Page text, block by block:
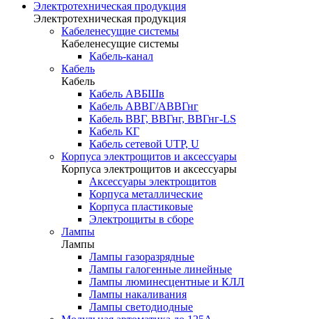
Электротехническая продукция
Электротехническая продукция
Кабеленесущие системы
Кабеленесущие системы
Кабель-канал
Кабель
Кабель
Кабель АВБШв
Кабель АВВГ/АВВГнг
Кабель ВВГ, ВВГнг, ВВГнг-LS
Кабель КГ
Кабель сетевой UTP, U
Корпуса электрощитов и аксессуары
Корпуса электрощитов и аксессуары
Аксессуары электрощитов
Корпуса металлические
Корпуса пластиковые
Электрощиты в сборе
Лампы
Лампы
Лампы газоразрядные
Лампы галогенные линейные
Лампы люминесцентные и КЛЛ
Лампы накаливания
Лампы светодиодные